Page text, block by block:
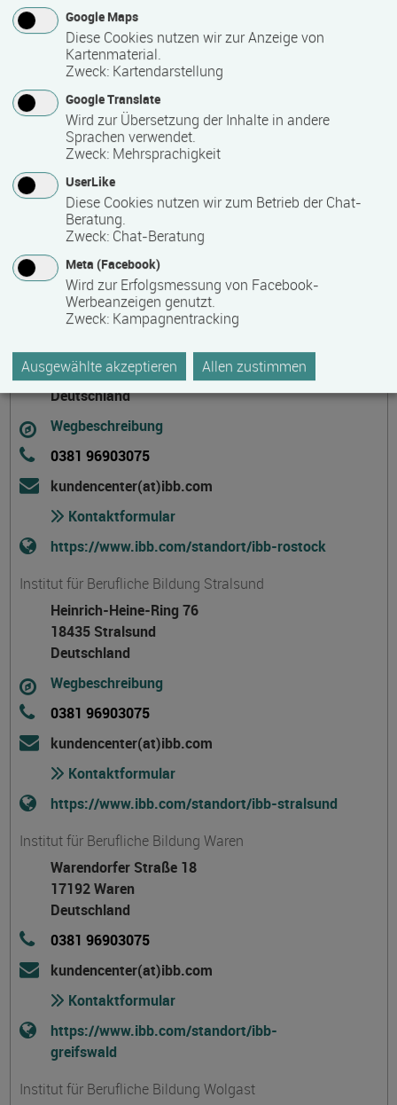
IBB Institut für Berufliche Bildung AG
Bebelstraße 40
21614 Buxtehude
Deutschland
0381 96903075
kundencenter(at)ibb.com
Kontaktformular
https://www.ibb.com
Weitere Kontakte
Institut für Berufliche Bildung Rostock
Strandstraße 25
18055 Rostock
Deutschland
Wegbeschreibung
0381 96903075
kundencenter(at)ibb.com
Kontaktformular
https://www.ibb.com/standort/ibb-rostock
Institut für Berufliche Bildung Stralsund
Heinrich-Heine-Ring 76
18435 Stralsund
Deutschland
Wegbeschreibung
0381 96903075
kundencenter(at)ibb.com
Kontaktformular
https://www.ibb.com/standort/ibb-stralsund
Institut für Berufliche Bildung Waren
Warendorfer Straße 18
17192 Waren
Deutschland
0381 96903075
kundencenter(at)ibb.com
Kontaktformular
https://www.ibb.com/standort/ibb-
greifswald
Institut für Berufliche Bildung Wolgast
Google Maps
Diese Cookies nutzen wir zur Anzeige von
Kartenmaterial.
Zweck: Kartendarstellung
Google Translate
Wird zur Übersetzung der Inhalte in andere
Sprachen verwendet.
Zweck: Mehrsprachigkeit
UserLike
Diese Cookies nutzen wir zum Betrieb der Chat-
Beratung.
Zweck: Chat-Beratung
Meta (Facebook)
Wird zur Erfolgsmessung von Facebook-
Werbeanzeigen genutzt.
Zweck: Kampagnentracking
Ausgewählte akzeptieren Allen zustimmen